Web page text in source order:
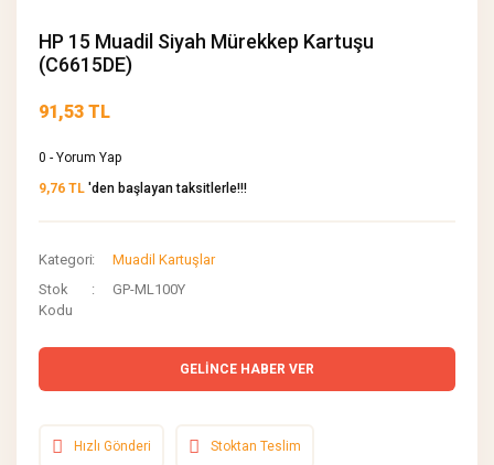
HP 15 Muadil Siyah Mürekkep Kartuşu
(C6615DE)
91,53 TL
0 - Yorum Yap
9,76 TL 'den başlayan taksitlerle!!!
Kategori
Muadil Kartuşlar
Stok
Kodu
GP-ML100Y
GELİNCE HABER VER
Hızlı Gönderi Stoktan Teslim